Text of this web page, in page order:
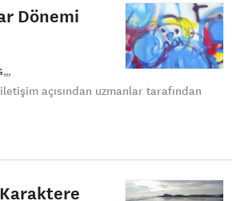
Dönemi
açısından uzmanlar tarafından